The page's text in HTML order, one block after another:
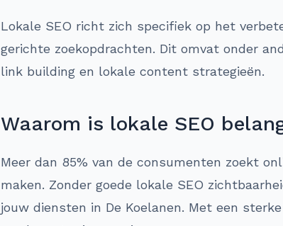
Lokale SEO richt zich specifiek op het
gerichte zoekopdrachten. Dit omvat onder
link building en lokale content strategieën.
Waarom is lokale SEO
Meer dan 85% van de consumenten zoekt
maken. Zonder goede lokale SEO
jouw diensten in De Koelanen. Met een